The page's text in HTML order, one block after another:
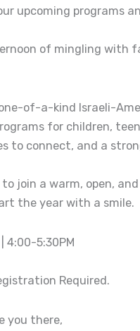
upcoming programs
of mingling with
of-a-kind Israeli-
for children,
to connect, and a
join a warm, open,
the year with a smile.
4:00-5:30PM
Required.
you there,